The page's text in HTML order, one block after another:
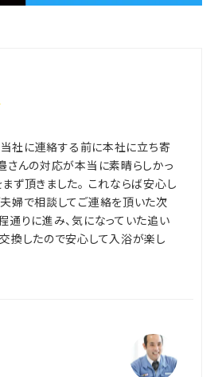
社に連絡する前に本社に立ち寄
さんの対応が本当に素晴らしかっ
ず頂きました。 これならば安心し
婦で相談してご連絡を頂いた次
通りに進み、気になっていた追い
換したので安心して入浴が楽し